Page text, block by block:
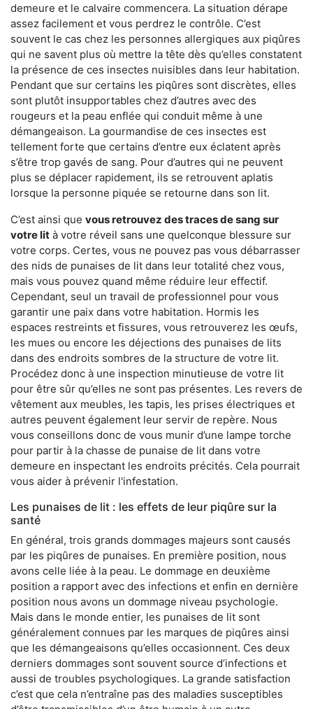
demeure et le calvaire commencera. La situation dérape
assez facilement et vous perdrez le contrôle. C’est
souvent le cas chez les personnes allergiques aux piqûres
qui ne savent plus où mettre la tête dès qu’elles constatent
la présence de ces insectes nuisibles dans leur habitation.
Pendant que sur certains les piqûres sont discrètes, elles
sont plutôt insupportables chez d’autres avec des
rougeurs et la peau enflée qui conduit même à une
démangeaison. La gourmandise de ces insectes est
tellement forte que certains d’entre eux éclatent après
s’être trop gavés de sang. Pour d’autres qui ne peuvent
plus se déplacer rapidement, ils se retrouvent aplatis
lorsque la personne piquée se retourne dans son lit.
C’est ainsi que vous retrouvez des traces de sang sur
votre lit à votre réveil sans une quelconque blessure sur
votre corps. Certes, vous ne pouvez pas vous débarrasser
des nids de punaises de lit dans leur totalité chez vous,
mais vous pouvez quand même réduire leur effectif.
Cependant, seul un travail de professionnel pour vous
garantir une paix dans votre habitation. Hormis les
espaces restreints et fissures, vous retrouverez les œufs,
les mues ou encore les déjections des punaises de lits
dans des endroits sombres de la structure de votre lit.
Procédez donc à une inspection minutieuse de votre lit
pour être sûr qu’elles ne sont pas présentes. Les revers de
vêtement aux meubles, les tapis, les prises électriques et
autres peuvent également leur servir de repère. Nous
vous conseillons donc de vous munir d’une lampe torche
pour partir à la chasse de punaise de lit dans votre
demeure en inspectant les endroits précités. Cela pourrait
vous aider à prévenir l'infestation.
Les punaises de lit : les effets de leur piqûre sur la
santé
En général, trois grands dommages majeurs sont causés
par les piqûres de punaises. En première position, nous
avons celle liée à la peau. Le dommage en deuxième
position a rapport avec des infections et enfin en dernière
position nous avons un dommage niveau psychologie.
Mais dans le monde entier, les punaises de lit sont
généralement connues par les marques de piqûres ainsi
que les démangeaisons qu’elles occasionnent. Ces deux
derniers dommages sont souvent source d’infections et
aussi de troubles psychologiques. La grande satisfaction
c’est que cela n’entraîne pas des maladies susceptibles